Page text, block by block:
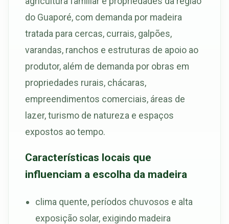
do Guaporé, com demanda por madeira
tratada para cercas, currais, galpões,
varandas, ranchos e estruturas de apoio ao
produtor, além de demanda por obras em
propriedades rurais, chácaras,
empreendimentos comerciais, áreas de
lazer, turismo de natureza e espaços
expostos ao tempo.
Características locais que
influenciam a escolha da madeira
clima quente, períodos chuvosos e alta
exposição solar, exigindo madeira